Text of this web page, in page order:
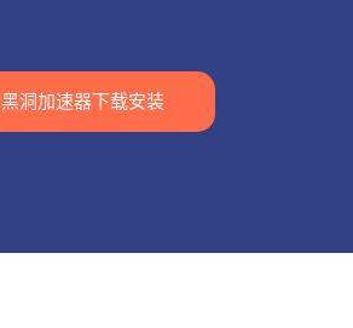
黑洞加速器下载安装